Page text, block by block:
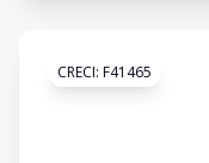
CRECI: F41465